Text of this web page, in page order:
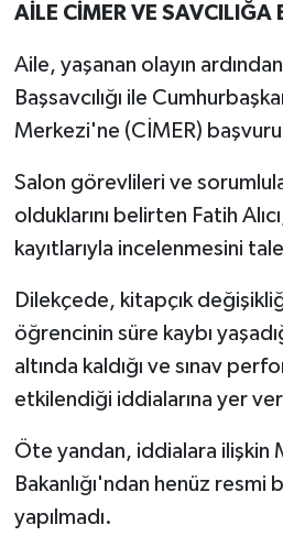
AİLE CİMER VE SAVCILIĞA
Aile, yaşanan olayın
Başsavcılığı ile
Merkezi'ne (CİMER)
Salon görevlileri ve
olduklarını belirten Fatih
kayıtlarıyla incelenmesini
Dilekçede, kitapçık
öğrencinin süre kaybı
altında kaldığı ve sınav
etkilendiği iddialarına yer
Öte yandan, iddialara ilişkin
Bakanlığı'ndan henüz resmi
yapılmadı.